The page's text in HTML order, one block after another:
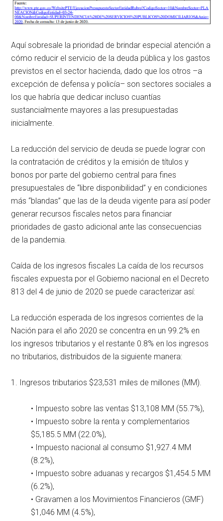
Aquí sobresale la prioridad de brindar especial atención a
cómo reducir el servicio de la deuda pública y los gastos
previstos en el sector hacienda, dado que los otros –a
excepción de defensa y policía– son sectores sociales a
los que habría que dedicar incluso cuantías
sustancialmente mayores a las presupuestadas
inicialmente.
La reducción del servicio de deuda se puede lograr con
la contratación de créditos y la emisión de títulos y
bonos por parte del gobierno central para fines
presupuestales de “libre disponibilidad” y en condiciones
más “blandas” que las de la deuda vigente para así poder
generar recursos fiscales netos para financiar
prioridades de gasto adicional ante las consecuencias
de la pandemia.
Caída de los ingresos fiscales La caída de los recursos
fiscales expuesta por el Gobierno nacional en el Decreto
813 del 4 de junio de 2020 se puede caracterizar así:
La reducción esperada de los ingresos corrientes de la
Nación para el año 2020 se concentra en un 99.2% en
los ingresos tributarios y el restante 0.8% en los ingresos
no tributarios, distribuidos de la siguiente manera:
1. Ingresos tributarios $23,531 miles de millones (MM).
• Impuesto sobre las ventas $13,108 MM (55.7%),
• Impuesto sobre la renta y complementarios
$5,185.5 MM (22.0%),
• Impuesto nacional al consumo $1,927.4 MM
(8.2%),
• Impuesto sobre aduanas y recargos $1,454.5 MM
(6.2%),
• Gravamen a los Movimientos Financieros (GMF)
$1,046 MM (4.5%),